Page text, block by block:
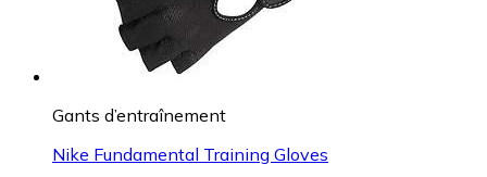
Gants d’entraînement
Nike Fundamental Training Gloves